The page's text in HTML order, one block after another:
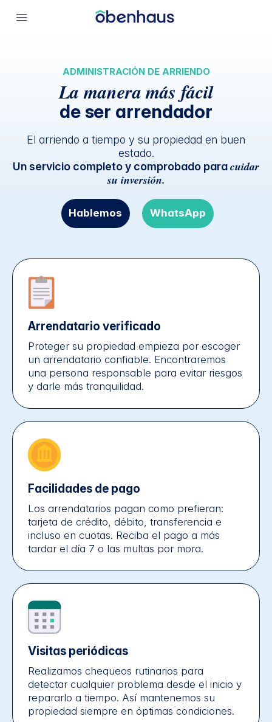
ADMINISTRACIÓN DE ARRIENDO
La manera más fácil
de ser arrendador
El arriendo a tiempo y su propiedad en buen
estado.
Un servicio completo y comprobado paracuidar
su inversión.
Hablemos WhatsApp
Arrendatario verificado
Proteger su propiedad empieza por escoger
un arrendatario confiable. Encontraremos
una persona responsable para evitar riesgos
y darle más tranquilidad.
Facilidades de pago
Los arrendatarios pagan como prefieran:
tarjeta de crédito, débito, transferencia e
incluso en cuotas. Reciba el pago a más
tardar el día 7 o las multas por mora.
Visitas periódicas​
Realizamos chequeos rutinarios para
detectar cualquier problema desde el inicio y
repararlo a tiempo. Así mantenemos su
propiedad siempre en óptimas condiciones.